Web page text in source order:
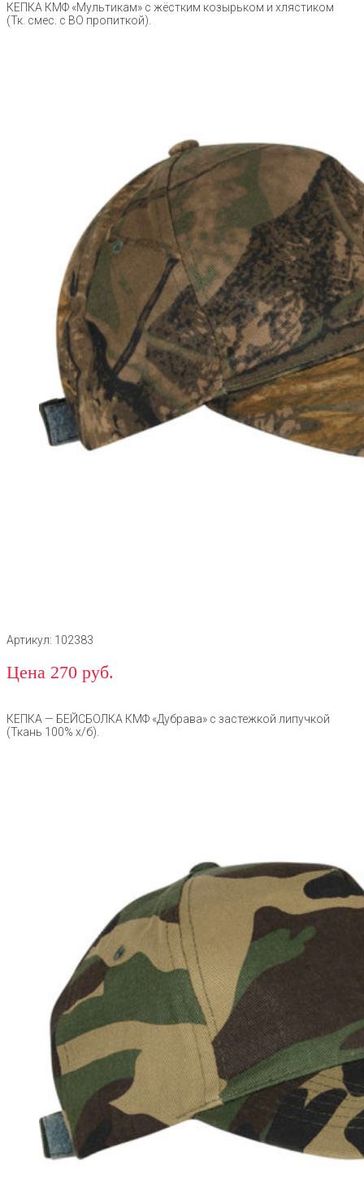
КЕПКА КМФ «Мультикам» с жёстким козырьком и хлястиком
(Тк. смес. с ВО пропиткой).
Артикул: 102383
Цена 270 руб.
КЕПКА — БЕЙСБОЛКА КМФ «Дубрава» с застежкой липучкой
(Ткань 100% х/б).